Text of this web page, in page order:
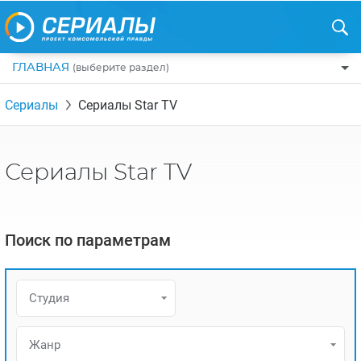
ГЛАВНАЯ (выберите раздел)
ПО ЖАНРАМ
КОМЕДИИ
УЖАСЫ
ТРИЛЛЕРЫ
ФЭНТЕЗИ
ДЕТЕКТИВЫ
КРИМИНАЛ
ИТАЛИЯ
УКРАИНА
РЕЦЕНЗИИ
НОВОСТИ ТУРЕЦКИХ СЕРИАЛОВ
АЗИАТСКИЕ СЕРИАЛЫ
ИНТЕРВЬЮ
Сериалы Сериалы Star TV
Сериалы Star TV
Поиск по параметрам
Студия
Жанр